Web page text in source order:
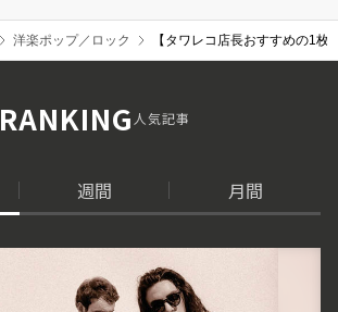
洋楽ポップ／ロック 【タワレコ店長おすすめの1
RANKING人気記事
週間 月間